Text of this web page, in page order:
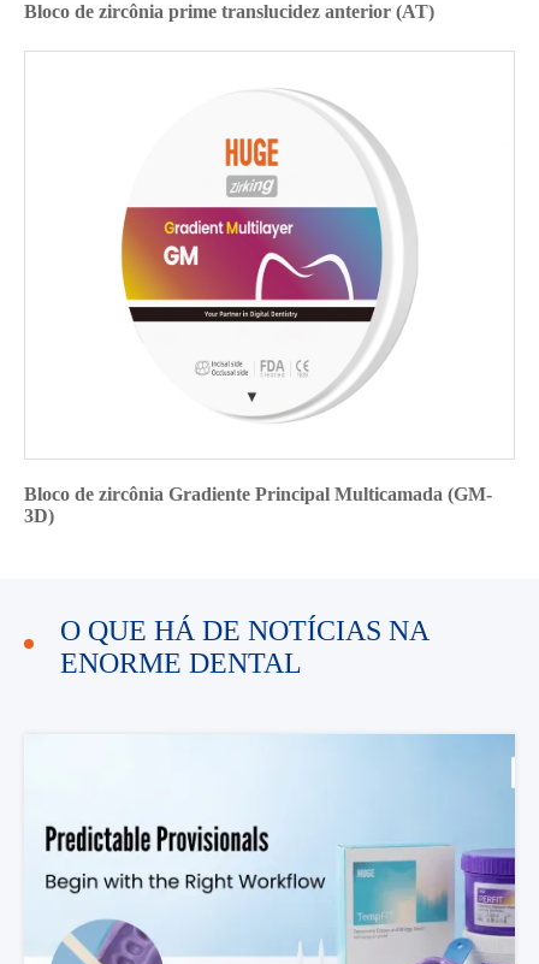
Bloco de zircônia prime translucidez anterior (AT)
Bloco de zircônia Gradiente Principal Multicamada (GM-
3D)
O QUE HÁ DE NOTÍCIAS NA
ENORME DENTAL